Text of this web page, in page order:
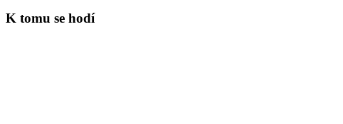
K tomu se hodí